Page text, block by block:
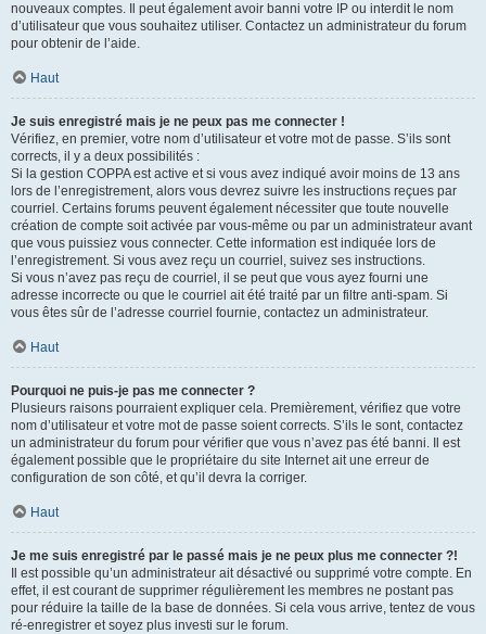
nouveaux comptes. Il peut également avoir banni votre IP ou interdit le nom
d’utilisateur que vous souhaitez utiliser. Contactez un administrateur du forum
pour obtenir de l’aide.
Haut
Je suis enregistré mais je ne peux pas me connecter !
Vérifiez, en premier, votre nom d’utilisateur et votre mot de passe. S’ils sont
corrects, il y a deux possibilités :
Si la gestion COPPA est active et si vous avez indiqué avoir moins de 13 ans
lors de l’enregistrement, alors vous devrez suivre les instructions reçues par
courriel. Certains forums peuvent également nécessiter que toute nouvelle
création de compte soit activée par vous-même ou par un administrateur avant
que vous puissiez vous connecter. Cette information est indiquée lors de
l’enregistrement. Si vous avez reçu un courriel, suivez ses instructions.
Si vous n’avez pas reçu de courriel, il se peut que vous ayez fourni une
adresse incorrecte ou que le courriel ait été traité par un filtre anti-spam. Si
vous êtes sûr de l’adresse courriel fournie, contactez un administrateur.
Haut
Pourquoi ne puis-je pas me connecter ?
Plusieurs raisons pourraient expliquer cela. Premièrement, vérifiez que votre
nom d’utilisateur et votre mot de passe soient corrects. S’ils le sont, contactez
un administrateur du forum pour vérifier que vous n’avez pas été banni. Il est
également possible que le propriétaire du site Internet ait une erreur de
configuration de son côté, et qu’il devra la corriger.
Haut
Je me suis enregistré par le passé mais je ne peux plus me connecter ?!
Il est possible qu’un administrateur ait désactivé ou supprimé votre compte. En
effet, il est courant de supprimer régulièrement les membres ne postant pas
pour réduire la taille de la base de données. Si cela vous arrive, tentez de vous
ré-enregistrer et soyez plus investi sur le forum.